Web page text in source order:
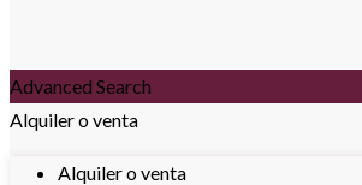
Advanced Search
Alquiler o venta
Alquiler o venta